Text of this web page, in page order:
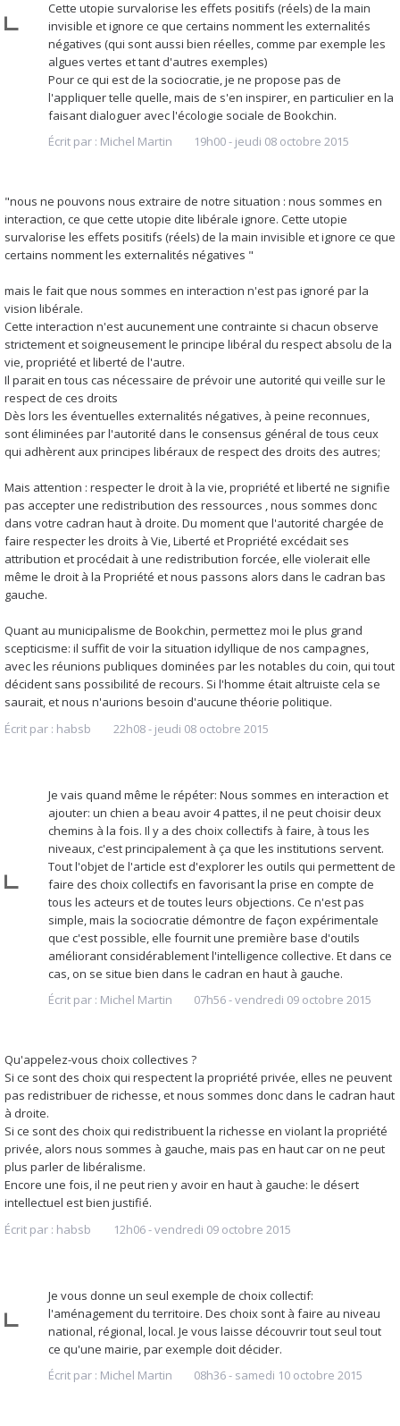
Cette utopie survalorise les effets positifs (réels) de la main
invisible et ignore ce que certains nomment les externalités
négatives (qui sont aussi bien réelles, comme par exemple les
algues vertes et tant d'autres exemples)
Pour ce qui est de la sociocratie, je ne propose pas de
l'appliquer telle quelle, mais de s'en inspirer, en particulier en la
faisant dialoguer avec l'écologie sociale de Bookchin.
Écrit par : Michel Martin 19h00- jeudi 08 octobre 2015
"nous ne pouvons nous extraire de notre situation : nous sommes en
interaction, ce que cette utopie dite libérale ignore. Cette utopie
survalorise les effets positifs (réels) de la main invisible et ignore ce que
certains nomment les externalités négatives "
mais le fait que nous sommes en interaction n'est pas ignoré par la
vision libérale.
Cette interaction n'est aucunement une contrainte si chacun observe
strictement et soigneusement le principe libéral du respect absolu de la
vie, propriété et liberté de l'autre.
Il parait en tous cas nécessaire de prévoir une autorité qui veille sur le
respect de ces droits
Dès lors les éventuelles externalités négatives, à peine reconnues,
sont éliminées par l'autorité dans le consensus général de tous ceux
qui adhèrent aux principes libéraux de respect des droits des autres;
Mais attention : respecter le droit à la vie, propriété et liberté ne signifie
pas accepter une redistribution des ressources , nous sommes donc
dans votre cadran haut à droite. Du moment que l'autorité chargée de
faire respecter les droits à Vie, Liberté et Propriété excédait ses
attribution et procédait à une redistribution forcée, elle violerait elle
même le droit à la Propriété et nous passons alors dans le cadran bas
gauche.
Quant au municipalisme de Bookchin, permettez moi le plus grand
scepticisme: il suffit de voir la situation idyllique de nos campagnes,
avec les réunions publiques dominées par les notables du coin, qui tout
décident sans possibilité de recours. Si l'homme était altruiste cela se
saurait, et nous n'aurions besoin d'aucune théorie politique.
Écrit par : habsb 22h08- jeudi 08 octobre 2015
Je vais quand même le répéter: Nous sommes en interaction et
ajouter: un chien a beau avoir 4 pattes, il ne peut choisir deux
chemins à la fois. Il y a des choix collectifs à faire, à tous les
niveaux, c'est principalement à ça que les institutions servent.
Tout l'objet de l'article est d'explorer les outils qui permettent de
faire des choix collectifs en favorisant la prise en compte de
tous les acteurs et de toutes leurs objections. Ce n'est pas
simple, mais la sociocratie démontre de façon expérimentale
que c'est possible, elle fournit une première base d'outils
améliorant considérablement l'intelligence collective. Et dans ce
cas, on se situe bien dans le cadran en haut à gauche.
Écrit par : Michel Martin 07h56-vendredi 09 octobre 2015
Qu'appelez-vous choix collectives ?
Si ce sont des choix qui respectent la propriété privée, elles ne peuvent
pas redistribuer de richesse, et nous sommes donc dans le cadran haut
à droite.
Si ce sont des choix qui redistribuent la richesse en violant la propriété
privée, alors nous sommes à gauche, mais pas en haut car on ne peut
plus parler de libéralisme.
Encore une fois, il ne peut rien y avoir en haut à gauche: le désert
intellectuel est bien justifié.
Écrit par : habsb 12h06-vendredi 09 octobre 2015
Je vous donne un seul exemple de choix collectif:
l'aménagement du territoire. Des choix sont à faire au niveau
national, régional, local. Je vous laisse découvrir tout seul tout
ce qu'une mairie, par exemple doit décider.
Écrit par : Michel Martin 08h36- samedi 10 octobre 2015